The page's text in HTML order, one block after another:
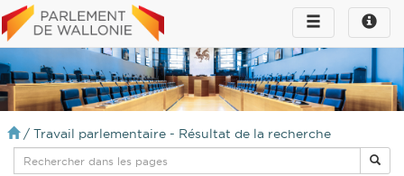
Toggle
infos
Toggle
navigation
/ Travail parlementaire - Résultat de la recherche